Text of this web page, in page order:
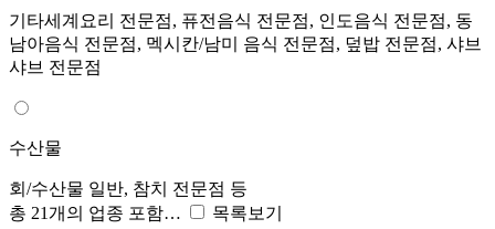
기타세계요리 전문점, 퓨전음식 전문점, 인도음식 전문점, 동
남아음식 전문점, 멕시칸/남미 음식 전문점, 덮밥 전문점, 샤브
샤브 전문점
수산물
회/수산물 일반, 참치 전문점 등
총 21개의 업종 포함…
목록보기